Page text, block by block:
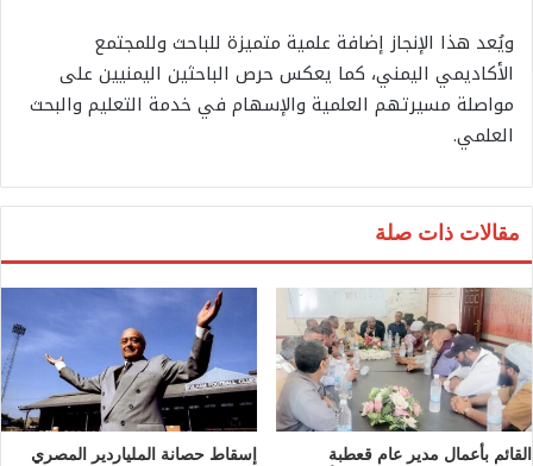
ويُعد هذا الإنجاز إضافة علمية متميزة للباحث وللمجتمع
الأكاديمي اليمني، كما يعكس حرص الباحثين اليمنيين على
مواصلة مسيرتهم العلمية والإسهام في خدمة التعليم والبحث
العلمي.
مقالات ذات صلة
القائم بأعمال مدير عام قعطبة
إسقاط حصانة الملياردير المصري